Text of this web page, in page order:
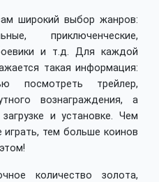
широкий выбор жанров:
приключенческие,
и т.д. Для каждой
такая информация:
посмотреть трейлер,
вознаграждения, а
и установке. Чем
тем больше коинов
количество золота,